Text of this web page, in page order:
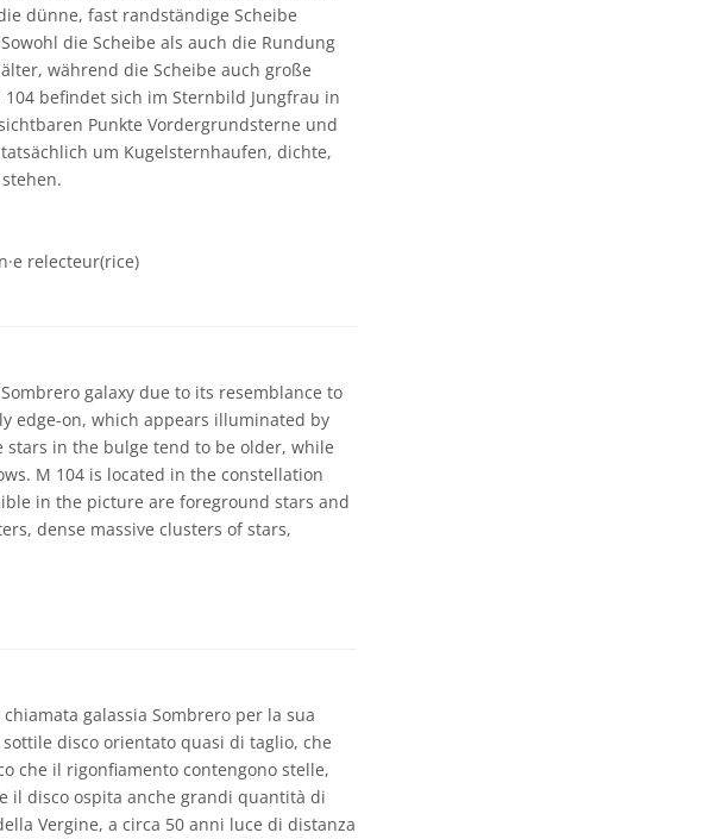
dünne, fast randständige Scheibe
die Scheibe als auch die Rundung
während die Scheibe auch große
befindet sich im Sternbild Jungfrau in
Punkte Vordergrundsterne und
um Kugelsternhaufen, dichte,
relecteur(rice)
galaxy due to its resemblance to
edge-on, which appears illuminated by
in the bulge tend to be older, while
M 104 is located in the constellation
in the picture are foreground stars and
dense massive clusters of stars,
galassia Sombrero per la sua
disco orientato quasi di taglio, che
che il rigonfiamento contengono stelle,
il disco ospita anche grandi quantità di
Vergine, a circa 50 anni luce di distanza